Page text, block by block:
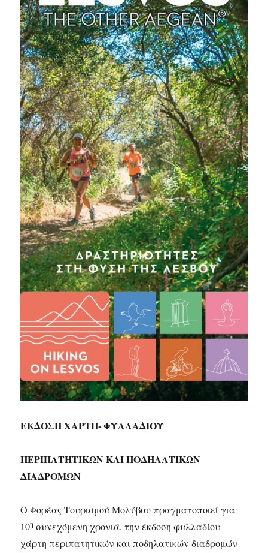
ΕΚΔΟΣΗ ΧΑΡΤΗ- ΦΥΛΛΑΔΙΟΥ
ΠΕΡΙΠΑΤΗΤΙΚΩΝ ΚΑΙ ΠΟΔΗΛΑΤΙΚΩΝ
ΔΙΑΔΡΟΜΩΝ
Ο Φορέας Τουρισμού Μολύβου πραγματοποιεί για
10η συνεχόμενη χρονιά, την έκδοση φυλλαδίου-
χάρτη περιπατητικών και ποδηλατικών διαδρομών